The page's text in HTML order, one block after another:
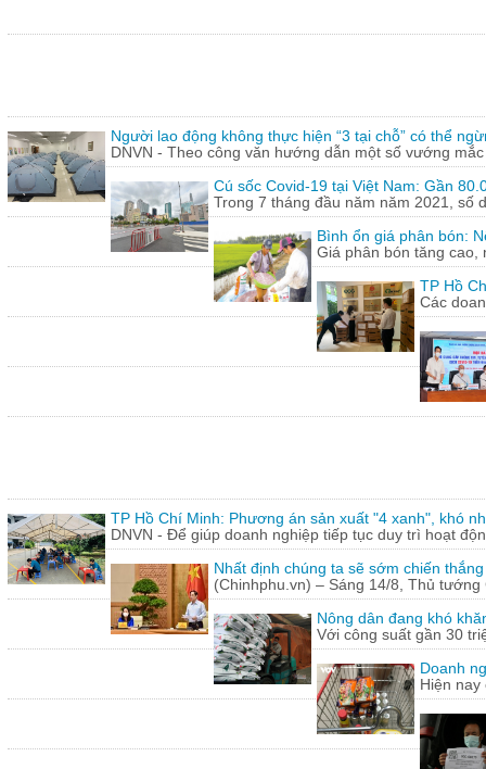
Người lao động không thực hiện “3 tại chỗ” có thể
DNVN - Theo công văn hướng dẫn một số vướng
Cú sốc Covid-19 tại Việt Nam: Gần
Trong 7 tháng đầu năm năm 2021, số
Bình ổn giá phân bón:
Giá phân bón tăng
TP Hồ
Các
TP Hồ Chí Minh: Phương án sản xuất "4 xanh", khó
DNVN - Để giúp doanh nghiệp tiếp tục duy trì hoạt
Nhất định chúng ta sẽ sớm chiến
(Chinhphu.vn) – Sáng 14/8, Thủ
Nông dân đang khó
Với công suất gần 30
Doanh
Hiện